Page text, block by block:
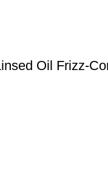
Oil Frizz-